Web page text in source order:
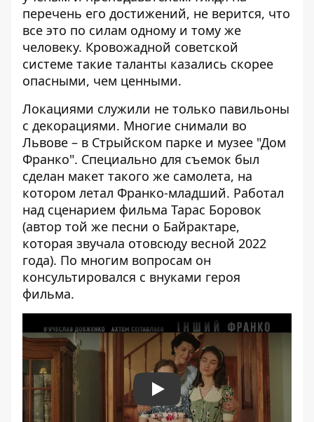
перечень его достижений, не верится, что
все это по силам одному и тому же
человеку. Кровожадной советской
системе такие таланты казались скорее
опасными, чем ценными.
Локациями служили не только павильоны
с декорациями. Многие снимали во
Львове – в Стрыйском парке и музее "Дом
Франко". Специально для съемок был
сделан макет такого же самолета, на
котором летал Франко-младший. Работал
над сценарием фильма Тарас Боровок
(автор той же песни о Байрактаре,
которая звучала отовсюду весной 2022
года). По многим вопросам он
консультировался с внуками героя
фильма.
Play